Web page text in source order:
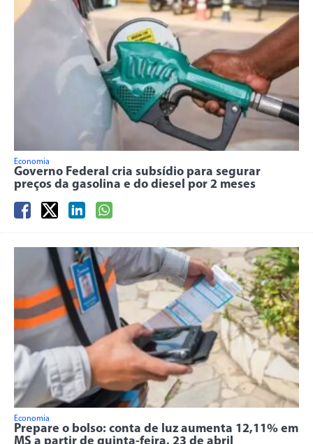
Economia
Governo Federal cria subsídio para segurar
preços da gasolina e do diesel por 2 meses
Economia
Prepare o bolso: conta de luz aumenta 12,11% em